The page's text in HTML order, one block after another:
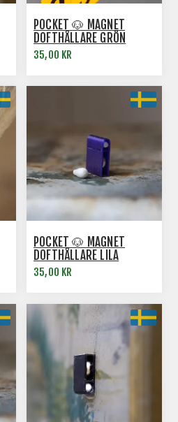
POCKET 🐶 MAGNET
DOFTHÅLLARE GRÖN
35,00 KR
POCKET 🐶 MAGNET
DOFTHÅLLARE LILA
35,00 KR